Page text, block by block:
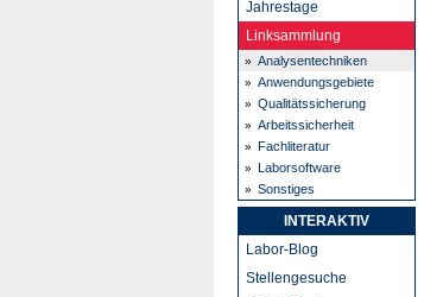
Jahrestage
Linksammlung
Analysentechniken
Anwendungsgebiete
Qualitätssicherung
Arbeitssicherheit
Fachliteratur
Laborsoftware
Sonstiges
INTERAKTIV
Labor-Blog
Stellengesuche